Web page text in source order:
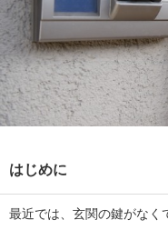
はじめに
最近では、玄関の鍵がなく